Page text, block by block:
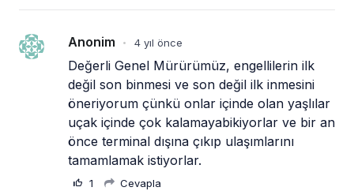
Anonim • 4 yıl önce
Değerli Genel Mürürümüz, engellilerin ilk
değil son binmesi ve son değil ilk inmesini
öneriyorum çünkü onlar içinde olan yaşlılar
uçak içinde çok kalamayabikiyorlar ve bir an
önce terminal dışına çıkıp ulaşımlarını
tamamlamak istiyorlar.
1 Cevapla